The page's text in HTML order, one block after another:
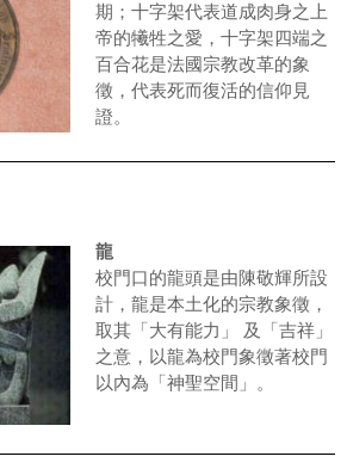
期；十字架代表道成肉身之上
帝的犧牲之愛，十字架四端之
百合花是法國宗教改革的象
徵，代表死而復活的信仰見
證。
龍
校門口的龍頭是由陳敬輝所設
計，龍是本土化的宗教象徵，
取其「大有能力」 及「吉祥」
之意，以龍為校門象徵著校門
以內為「神聖空間」。